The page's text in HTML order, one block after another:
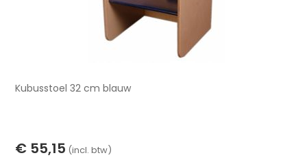
Kubusstoel 32 cm blauw
€ 55,15 (incl. btw)